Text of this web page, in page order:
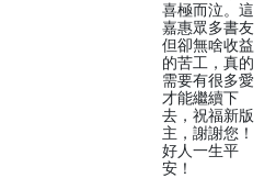
喜極而泣。這
嘉惠眾多書友
但卻無啥收益
的苦工，真的
需要有很多愛
才能繼續下
去，祝福新版
主，謝謝您！
好人一生平
安！